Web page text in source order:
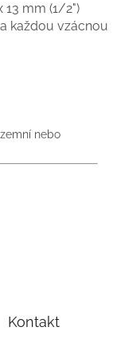
13 mm (1/2")
každou vzácnou
nebo
Kontakt